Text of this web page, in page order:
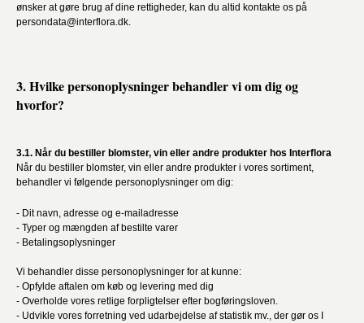
ønsker at gøre brug af dine rettigheder, kan du altid kontakte os på
persondata@interflora.dk.
3. Hvilke personoplysninger behandler vi om dig og
hvorfor?
3.1. Når du bestiller blomster, vin eller andre produkter hos Interflora
Når du bestiller blomster, vin eller andre produkter i vores sortiment,
behandler vi følgende personoplysninger om dig:
- Dit navn, adresse og e-mailadresse
- Typer og mængden af bestilte varer
- Betalingsoplysninger
Vi behandler disse personoplysninger for at kunne:
- Opfylde aftalen om køb og levering med dig
- Overholde vores retlige forpligtelser efter bogføringsloven.
- Udvikle vores forretning ved udarbejdelse af statistik mv., der gør os I